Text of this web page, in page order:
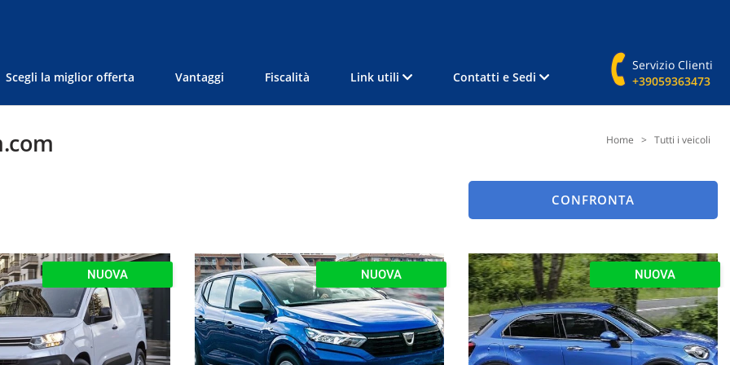
Scegli la miglior offerta Vantaggi Fiscalità Link utili Contatti e Sedi
Servizio Clienti
+39059363473
Home > Tutti i veicoli
CONFRONTA
NUOVA NUOVA NUOVA